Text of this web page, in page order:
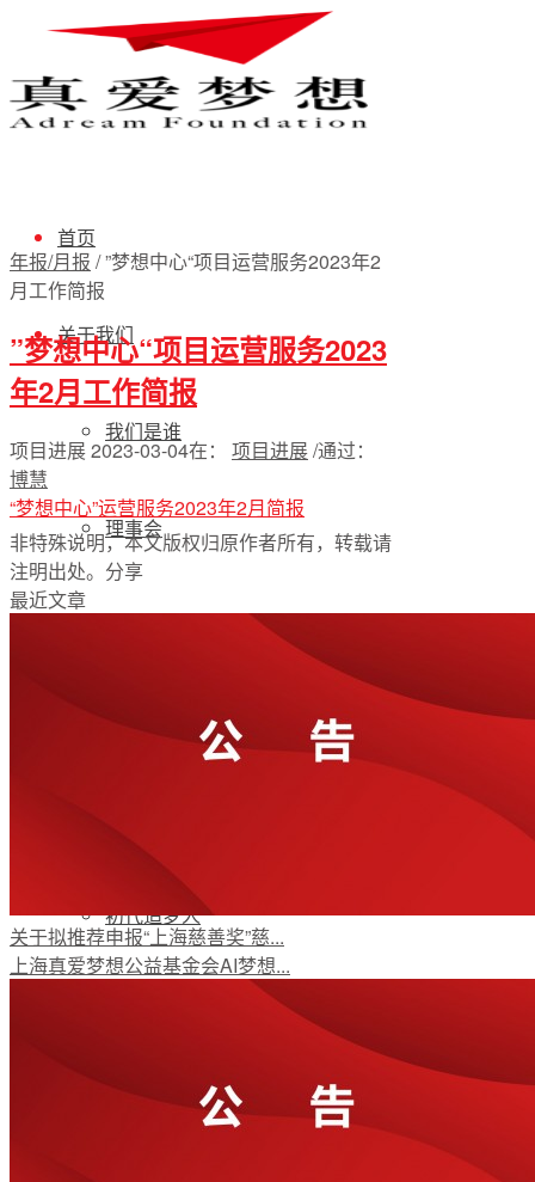
首页
关于我们
我们是谁
理事会
加入我们
初代追梦人
年报动态
年报/月报 /”梦想中心“项目运营服务2023年2
月工作简报
”梦想中心“项目运营服务2023
年2月工作简报
项目进展2023-03-04在： 项目进展/通过：
博慧
“梦想中心”运营服务2023年2月简报
非特殊说明，本文版权归原作者所有，转载请
注明出处。 分享
最近文章
关于拟推荐申报“上海慈善奖”慈...
上海真爱梦想公益基金会AI梦想...